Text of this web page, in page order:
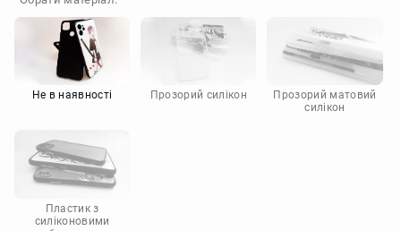
Doogee
Infinix
Sony
Motorola
Не в наявності Прозорий силікон
Прозорий матовий
силікон
Пластик з
силіконовими